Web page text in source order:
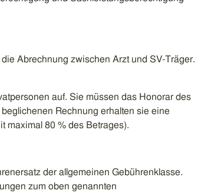
die Abrechnung zwischen Arzt und SV-Träger.
auf. Sie müssen das Honorar des
Rechnung erhalten sie eine
maximal 80 % des Betrages).
der allgemeinen Gebührenklasse.
zum oben genannten